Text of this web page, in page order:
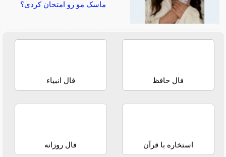
ماسک مو رو امتحان کردی؟
فال حافظ فال انبیاء
استخاره با قرآن فال روزانه